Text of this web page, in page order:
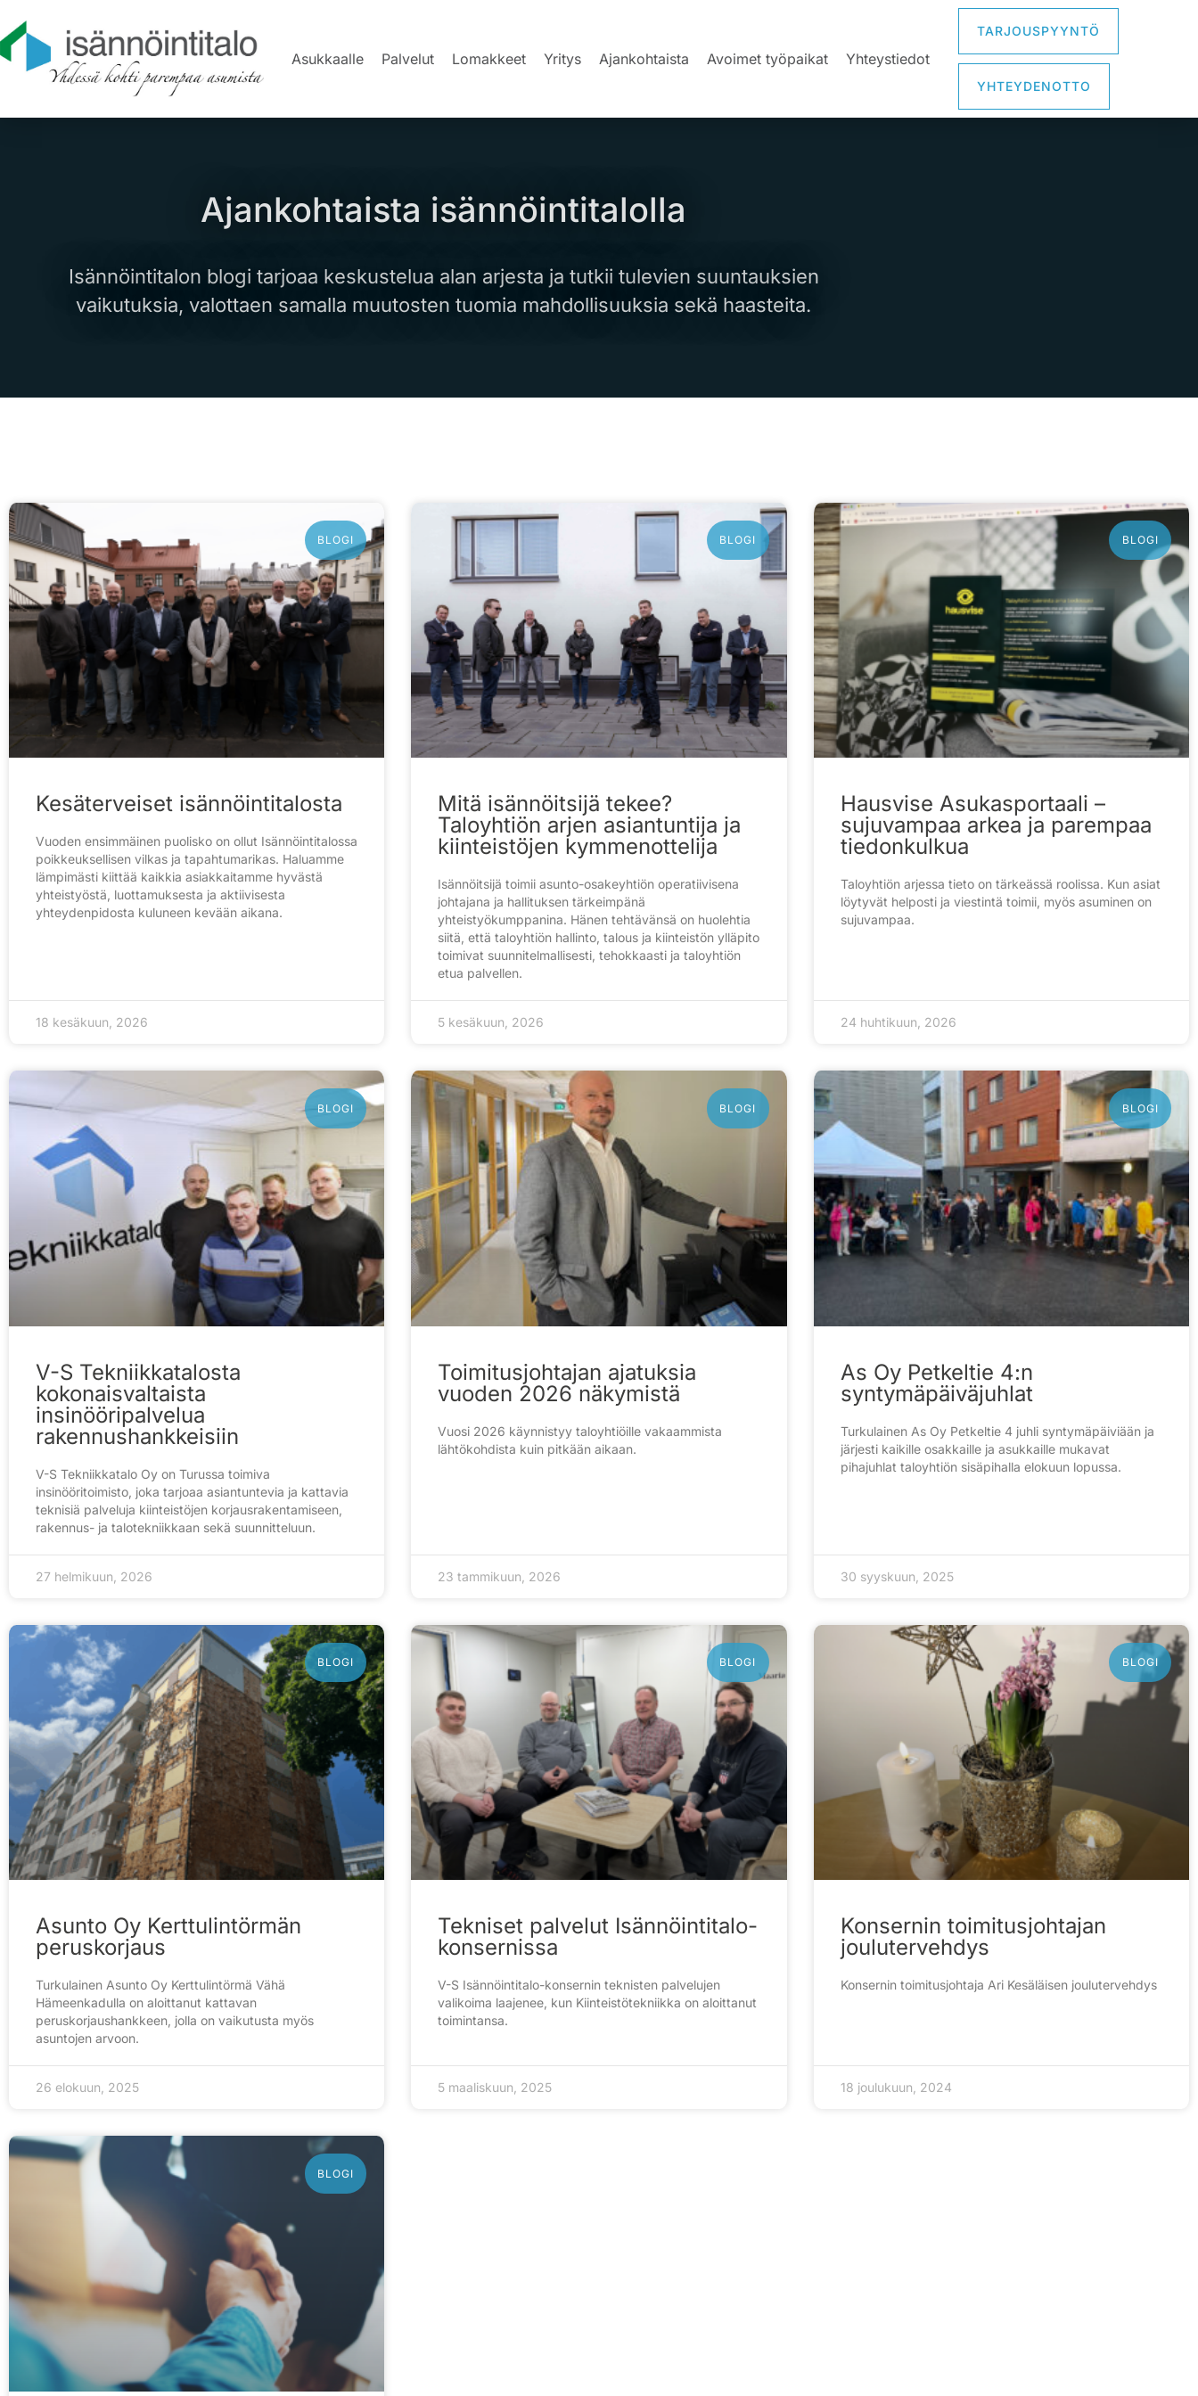
Asukkaalle Palvelut Lomakkeet Yritys Ajankohtaista Avoimet työpaikat Yhteystiedot
TARJOUSPYYNTÖ
YHTEYDENOTTO
Ajankohtaista isännöintitalolla
Isännöintitalon blogi tarjoaa keskustelua alan arjesta ja tutkii tulevien suuntauksien
vaikutuksia, valottaen samalla muutosten tuomia mahdollisuuksia sekä haasteita.
BLOGI
Kesäterveiset isännöintitalosta
Vuoden ensimmäinen puolisko on ollut Isännöintitalossa
poikkeuksellisen vilkas ja tapahtumarikas. Haluamme
lämpimästi kiittää kaikkia asiakkaitamme hyvästä
yhteistyöstä, luottamuksesta ja aktiivisesta
yhteydenpidosta kuluneen kevään aikana.
18 kesäkuun, 2026
BLOGI
Mitä isännöitsijä tekee?
Taloyhtiön arjen asiantuntija ja
kiinteistöjen kymmenottelija
Isännöitsijä toimii asunto-osakeyhtiön operatiivisena
johtajana ja hallituksen tärkeimpänä
yhteistyökumppanina. Hänen tehtävänsä on huolehtia
siitä, että taloyhtiön hallinto, talous ja kiinteistön ylläpito
toimivat suunnitelmallisesti, tehokkaasti ja taloyhtiön
etua palvellen.
5 kesäkuun, 2026
BLOGI
Hausvise Asukasportaali –
sujuvampaa arkea ja parempaa
tiedonkulkua
Taloyhtiön arjessa tieto on tärkeässä roolissa. Kun asiat
löytyvät helposti ja viestintä toimii, myös asuminen on
sujuvampaa.
24 huhtikuun, 2026
BLOGI
V-S Tekniikkatalosta
kokonaisvaltaista
insinööripalvelua
rakennushankkeisiin
V-S Tekniikkatalo Oy on Turussa toimiva
insinööritoimisto, joka tarjoaa asiantuntevia ja kattavia
teknisiä palveluja kiinteistöjen korjausrakentamiseen,
rakennus- ja talotekniikkaan sekä suunnitteluun.
27 helmikuun, 2026
BLOGI
Toimitusjohtajan ajatuksia
vuoden 2026 näkymistä
Vuosi 2026 käynnistyy taloyhtiöille vakaammista
lähtökohdista kuin pitkään aikaan.
23 tammikuun, 2026
BLOGI
As Oy Petkeltie 4:n
syntymäpäiväjuhlat
Turkulainen As Oy Petkeltie 4 juhli syntymäpäiviään ja
järjesti kaikille osakkaille ja asukkaille mukavat
pihajuhlat taloyhtiön sisäpihalla elokuun lopussa.
30 syyskuun, 2025
BLOGI
Asunto Oy Kerttulintörmän
peruskorjaus
Turkulainen Asunto Oy Kerttulintörmä Vähä
Hämeenkadulla on aloittanut kattavan
peruskorjaushankkeen, jolla on vaikutusta myös
asuntojen arvoon.
26 elokuun, 2025
BLOGI
Tekniset palvelut Isännöintitalo-
konsernissa
V-S Isännöintitalo-konsernin teknisten palvelujen
valikoima laajenee, kun Kiinteistötekniikka on aloittanut
toimintansa.
5 maaliskuun, 2025
BLOGI
Konsernin toimitusjohtajan
joulutervehdys
Konsernin toimitusjohtaja Ari Kesäläisen joulutervehdys
18 joulukuun, 2024
BLOGI